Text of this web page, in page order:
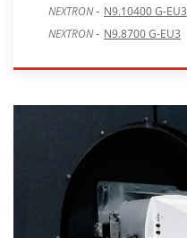
NEXTRON- N9.10400 G-EU3
NEXTRON- N9.8700 G-EU3